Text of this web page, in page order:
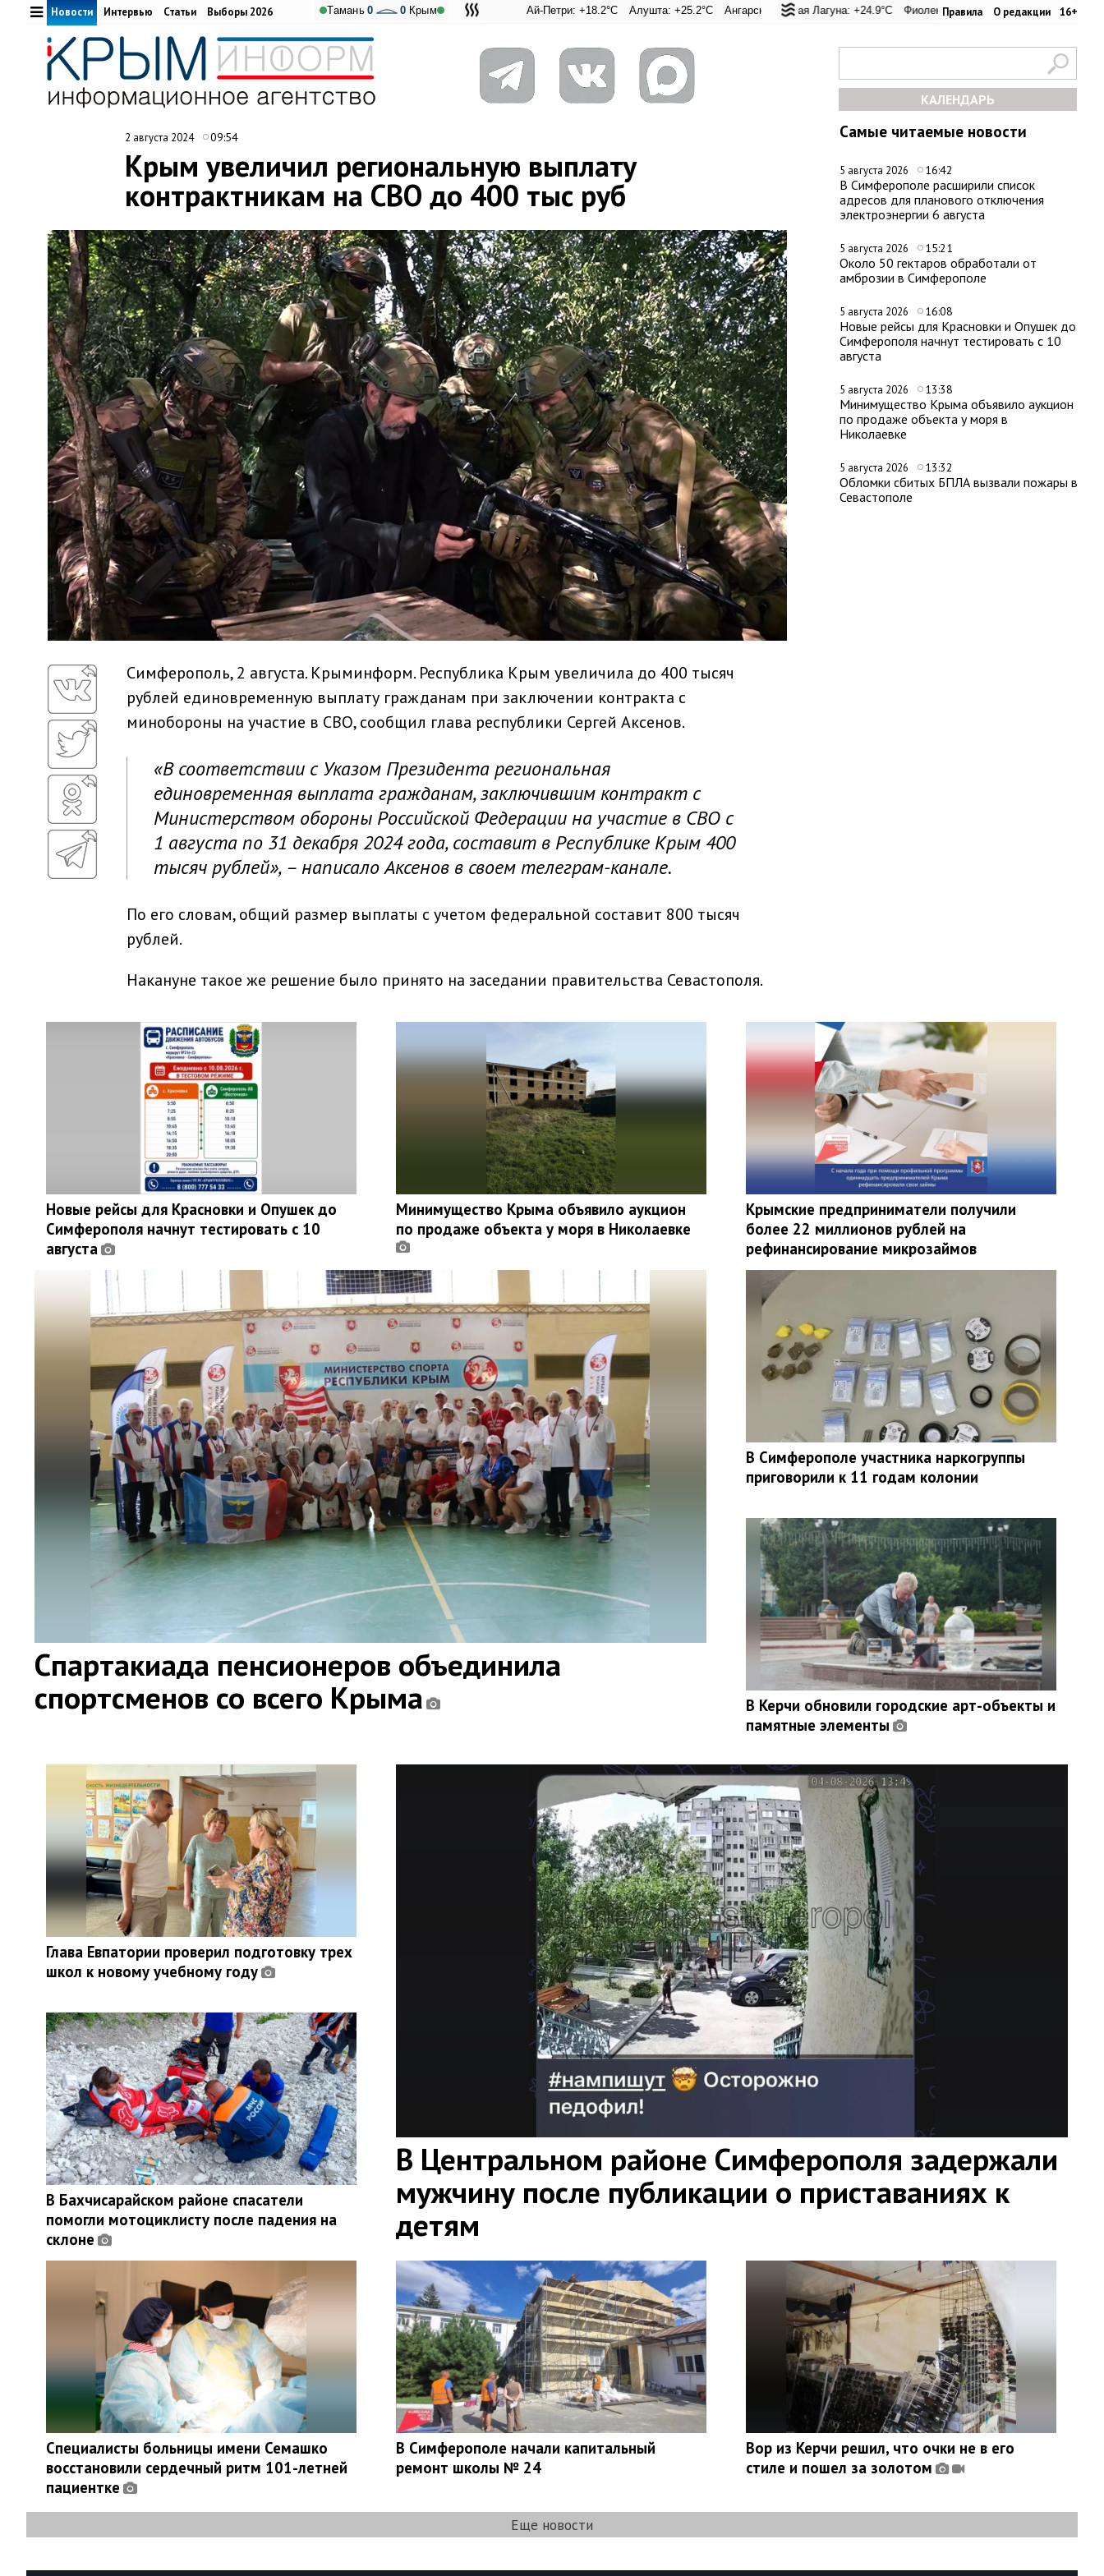
Правила О редакции 16+
Адмиральская Лагуна: +24.9°C Фиолент: +25.6°C Казачья бухта: +25.4°C
Ай-Петри: +18.2°C Алушта: +25.2°C Ангарский перевал: +22.8°C Евпатория: +22.8°C Керчь: +28°C Никитский сад:
Тамань 0 0 Крым
Новости Интервью Статьи Выборы 2026
КАЛЕНДАРЬ
Самые читаемые новости
5 августа 2026 16:42
В Симферополе расширили список
адресов для планового отключения
электроэнергии 6 августа
5 августа 2026 15:21
Около 50 гектаров обработали от
амброзии в Симферополе
5 августа 2026 16:08
Новые рейсы для Красновки и Опушек до
Симферополя начнут тестировать с 10
августа
5 августа 2026 13:38
Минимущество Крыма объявило аукцион
по продаже объекта у моря в
Николаевке
5 августа 2026 13:32
Обломки сбитых БПЛА вызвали пожары в
Севастополе
2 августа 2024 09:54
Крым увеличил региональную выплату
контрактникам на СВО до 400 тыс руб
Симферополь, 2 августа. Крыминформ. Республика Крым увеличила до 400 тысяч
рублей единовременную выплату гражданам при заключении контракта с
минобороны на участие в СВО, сообщил глава республики Сергей Аксенов.
«В соответствии с Указом Президента региональная
единовременная выплата гражданам, заключившим контракт с
Министерством обороны Российской Федерации на участие в СВО с
1 августа по 31 декабря 2024 года, составит в Республике Крым 400
тысяч рублей», – написало Аксенов в своем телеграм-канале.
По его словам, общий размер выплаты с учетом федеральной составит 800 тысяч
рублей.
Накануне такое же решение было принято на заседании правительства Севастополя.
Новые рейсы для Красновки и Опушек до
Симферополя начнут тестировать с 10
августа
Минимущество Крыма объявило аукцион
по продаже объекта у моря в Николаевке
Крымские предприниматели получили
более 22 миллионов рублей на
рефинансирование микрозаймов
Спартакиада пенсионеров объединила
спортсменов со всего Крыма
В Симферополе участника наркогруппы
приговорили к 11 годам колонии
В Керчи обновили городские арт-объекты и
памятные элементы
В Центральном районе Симферополя задержали
мужчину после публикации о приставаниях к
детям
Глава Евпатории проверил подготовку трех
школ к новому учебному году
В Бахчисарайском районе спасатели
помогли мотоциклисту после падения на
склоне
Специалисты больницы имени Семашко
восстановили сердечный ритм 101-летней
пациентке
В Симферополе начали капитальный
ремонт школы № 24
Вор из Керчи решил, что очки не в его
стиле и пошел за золотом
Еще новости